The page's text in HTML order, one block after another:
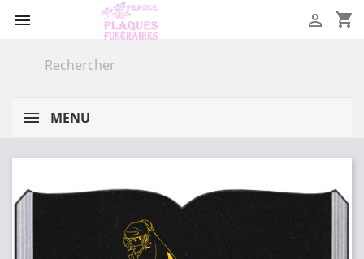
 shopping_cart

MENU